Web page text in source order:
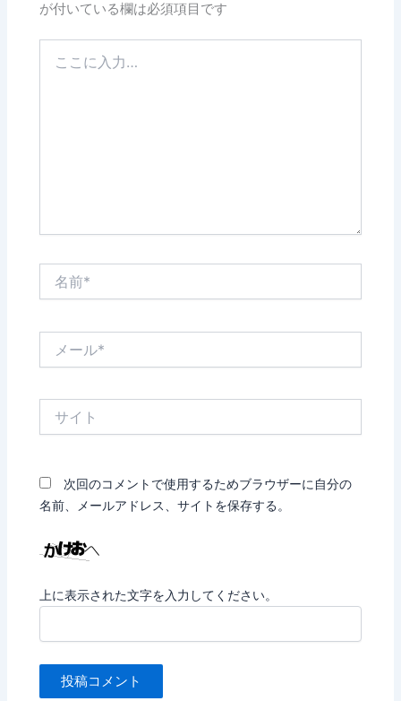
が付いている欄は必須項目です
次回のコメントで使用するためブラウザーに自分の
名前、メールアドレス、サイトを保存する。
上に表示された文字を入力してください。